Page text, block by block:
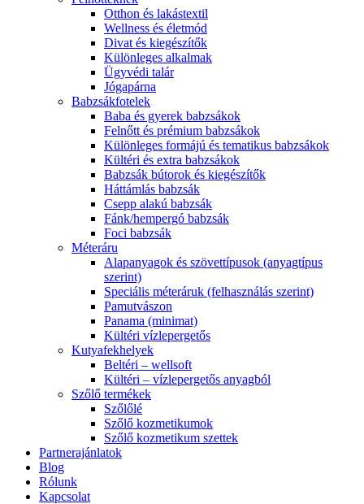
Otthon és lakástextil
Wellness és életmód
Divat és kiegészítők
Különleges alkalmak
Ügyvédi talár
Jógapárna
Babzsákfotelek
Baba és gyerek babzsákok
Felnőtt és prémium babzsákok
Különleges formájú és tematikus babzsákok
Kültéri és extra babzsákok
Babzsák bútorok és kiegészítők
Háttámlás babzsák
Csepp alakú babzsák
Fánk/hempergó babzsák
Foci babzsák
Méteráru
Alapanyagok és szövettípusok (anyagtípus
szerint)
Speciális méteráruk (felhasználás szerint)
Pamutvászon
Panama (minimat)
Kültéri vízlepergetős
Kutyafekhelyek
Beltéri – wellsoft
Kültéri – vízlepergetős anyagból
Szőlő termékek
Szőlőlé
Szőlő kozmetikumok
Szőlő kozmetikum szettek
Partnerajánlatok
Blog
Rólunk
Kapcsolat